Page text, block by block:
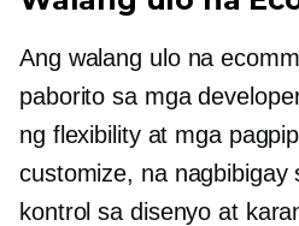
Ang walang ulo na
paborito sa mga
ng flexibility at mga
customize, na nagbibigay
kontrol sa disenyo at